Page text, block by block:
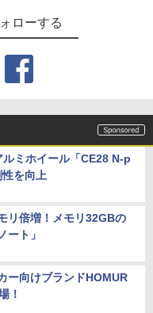
ローする
ミホイール「CE28 N-p
を向上
リ倍増！メモリ32GBの
ート」
ー向けブランドHOMUR
！